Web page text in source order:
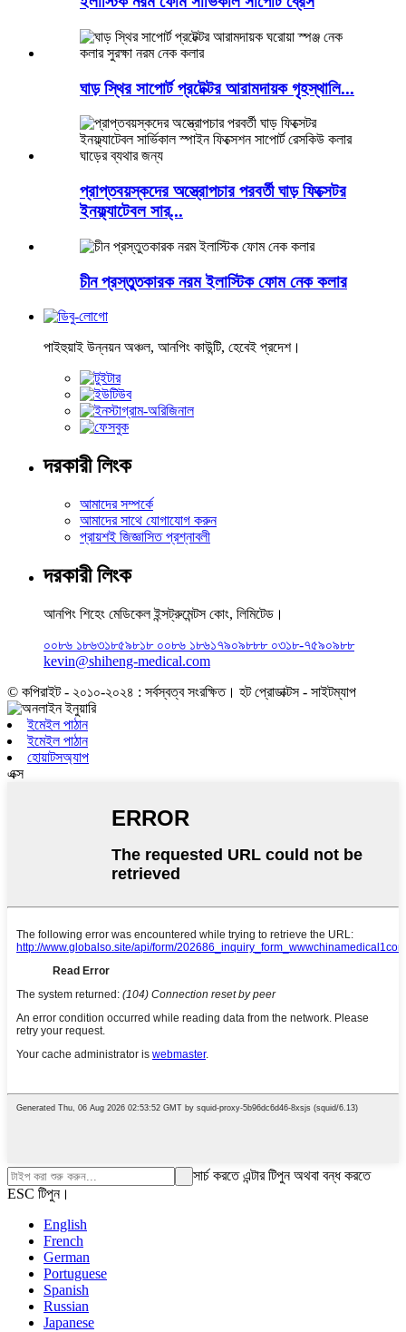
ঘাড় স্থির সাপোর্ট প্রটেক্টর আরামদায়ক গৃহস্থালি...
প্রাপ্তবয়স্কদের অস্ত্রোপচার পরবর্তী ঘাড় ফিক্সেটর
ইনফ্ল্যাটেবল সার্...
চীন প্রস্তুতকারক নরম ইলাস্টিক ফোম নেক কলার
পাইহুয়াই উন্নয়ন অঞ্চল, আনপিং কাউন্টি, হেবেই প্রদেশ।
দরকারী লিংক
আমাদের সম্পর্কে
আমাদের সাথে যোগাযোগ করুন
প্রায়শই জিজ্ঞাসিত প্রশ্নাবলী
দরকারী লিংক
আনপিং শিহেং মেডিকেল ইন্সট্রুমেন্টস কোং, লিমিটেড।
০০৮৬ ১৮৬৩১৮৫৯৮১৮ ০০৮৬ ১৮৬১৭৯০৯৮৮৮ ০৩১৮-৭৫৯০৯৮৮
kevin@shiheng-medical.com
© কপিরাইট - ২০১০-২০২৪ : সর্বস্বত্ব সংরক্ষিত। হট প্রোডাক্টস - সাইটম্যাপ
ইমেইল পাঠান
ইমেইল পাঠান
হোয়াটসঅ্যাপ
এক্স
সার্চ করতে এন্টার টিপুন অথবা বন্ধ করতে
ESC টিপুন।
English
French
German
Portuguese
Spanish
Russian
Japanese